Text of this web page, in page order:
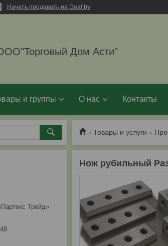
Начать продавать на Deal.by
Дом Асти"
и группы О нас Контакты
Товары и услуги
Нож рубильный
Трейд»